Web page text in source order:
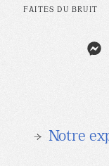
FAITES DU BRUIT
→ Notre